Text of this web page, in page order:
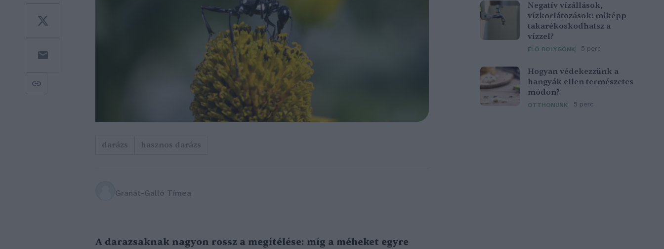
Negatív vízállások,
vízkorlátozások: miképp
takarékoskodhatsz a
vízzel?
ÉLŐ BOLYGÓNK 5 perc
Hogyan védekezzünk a
hangyák ellen természetes
módon?
OTTHONUNK 5 perc
darázs hasznos darázs
Granát-Galló Tímea
A darazsaknak nagyon rossz a megítélése: míg a méheket egyre